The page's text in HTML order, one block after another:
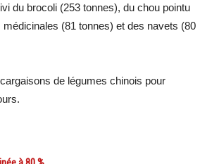
du brocoli (253 tonnes), du chou pointu
(81 tonnes) et des navets (80
de légumes chinois pour